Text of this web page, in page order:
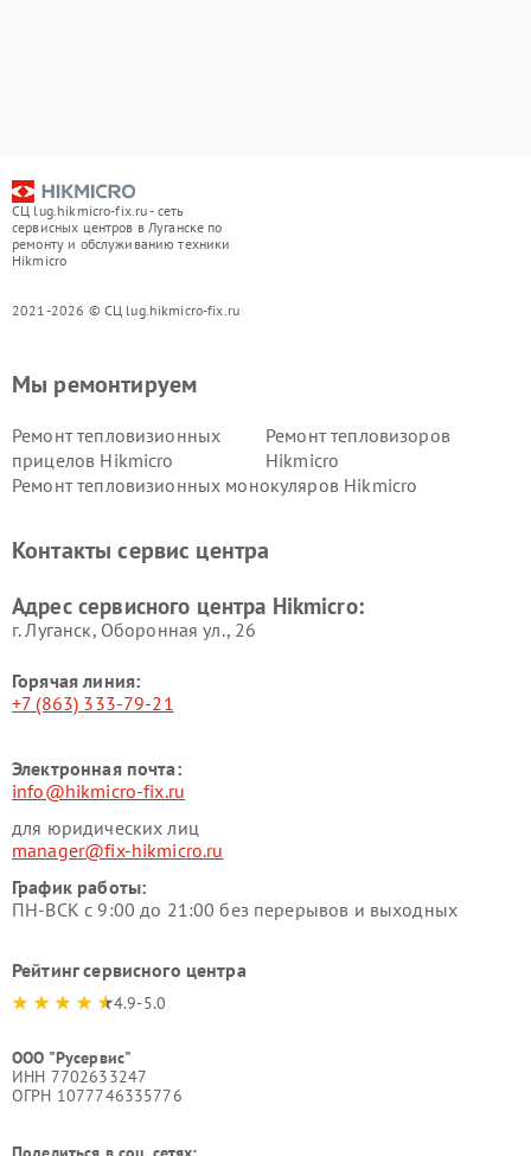
СЦ lug.hikmicro-fix.ru - сеть
сервисных центров в Луганске по
ремонту и обслуживанию техники
Hikmicro
2021-2026 © СЦ lug.hikmicro-fix.ru
Мы ремонтируем
Ремонт тепловизионных
прицелов Hikmicro
Ремонт тепловизоров
Hikmicro
Ремонт тепловизионных монокуляров Hikmicro
Контакты сервис центра
Адрес сервисного центра Hikmicro:
г. Луганск, Оборонная ул., 26
Горячая линия:
+7 (863) 333-79-21
Электронная почта:
info@hikmicro-fix.ru
для юридических лиц
manager@fix-hikmicro.ru
График работы:
ПН-ВСК с 9:00 до 21:00 без перерывов и выходных
Рейтинг сервисного центра
4.9-5.0
ООО "Русервис"
ИНН 7702633247
ОГРН 1077746335776